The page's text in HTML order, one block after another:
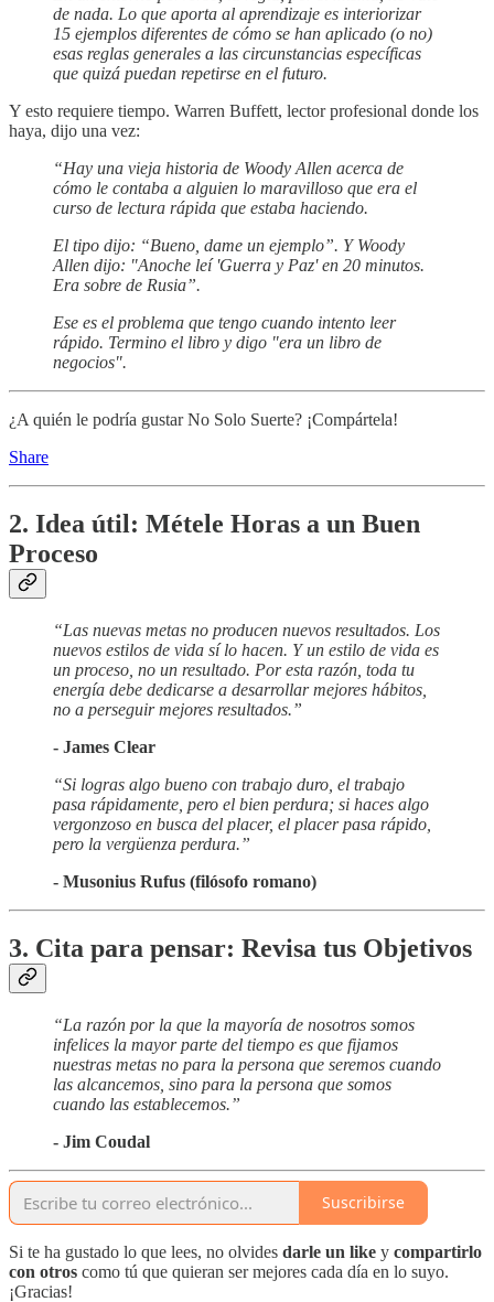
de nada. Lo que aporta al aprendizaje es interiorizar
15 ejemplos diferentes de cómo se han aplicado (o no)
esas reglas generales a las circunstancias específicas
que quizá puedan repetirse en el futuro.
Y esto requiere tiempo. Warren Buffett, lector profesional donde los
haya, dijo una vez:
“Hay una vieja historia de Woody Allen acerca de
cómo le contaba a alguien lo maravilloso que era el
curso de lectura rápida que estaba haciendo.
El tipo dijo: “Bueno, dame un ejemplo”. Y Woody
Allen dijo: "Anoche leí 'Guerra y Paz' ​​en 20 minutos.
Era sobre de Rusia”.
Ese es el problema que tengo cuando intento leer
rápido. Termino el libro y digo "era un libro de
negocios".
¿A quién le podría gustar No Solo Suerte? ¡Compártela!
Share
2. Idea útil: Métele Horas a un Buen
Proceso
“Las nuevas metas no producen nuevos resultados. Los
nuevos estilos de vida sí lo hacen. Y un estilo de vida es
un proceso, no un resultado. Por esta razón, toda tu
energía debe dedicarse a desarrollar mejores hábitos,
no a perseguir mejores resultados.”
- James Clear
“Si logras algo bueno con trabajo duro, el trabajo
pasa rápidamente, pero el bien perdura; si haces algo
vergonzoso en busca del placer, el placer pasa rápido,
pero la vergüenza perdura.”
- Musonius Rufus (filósofo romano)
3. Cita para pensar: Revisa tus Objetivos
“La razón por la que la mayoría de nosotros somos
infelices la mayor parte del tiempo es que fijamos
nuestras metas no para la persona que seremos cuando
las alcancemos, sino para la persona que somos
cuando las establecemos.”
- Jim Coudal
Suscribirse
Si te ha gustado lo que lees, no olvides darle un like y compartirlo
con otros como tú que quieran ser mejores cada día en lo suyo.
¡Gracias!